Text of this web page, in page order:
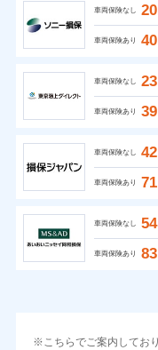
車両保険なし
車両保険あり
車両保険なし
車両保険あり
車両保険なし
車両保険あり
車両保険なし
車両保険あり
こちらでご案内してお